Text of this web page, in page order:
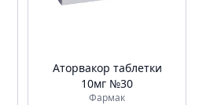
Аторвакор таблетки
10мг №30
Фармак